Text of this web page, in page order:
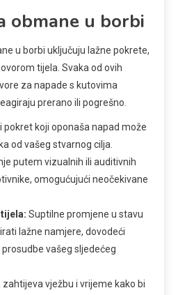
obmane u borbi
u borbi uključuju lažne pokrete,
tijela. Svaka od ovih
za napade s kutovima
prerano ili pogrešno.
pokret koji oponaša napad može
od vašeg stvarnog cilja.
putem vizualnih ili auditivnih
omogućujući neočekivane
Suptilne promjene u stavu
lažne namjere, dovodeći
vašeg sljedećeg
vježbu i vrijeme kako bi